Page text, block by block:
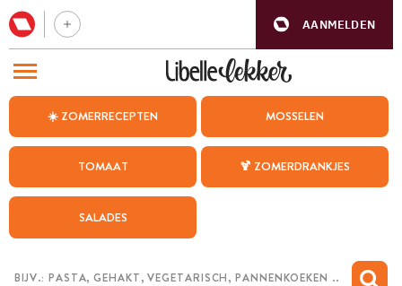
AANMELDEN
☀️ ZOMERRECEPTEN MOSSELEN
TOMAAT 🍹 ZOMERDRANKJES
SALADES
BEZOEK ONZE ANDERE WEBSITES
WEEKMENU
CHAT MET MAIA